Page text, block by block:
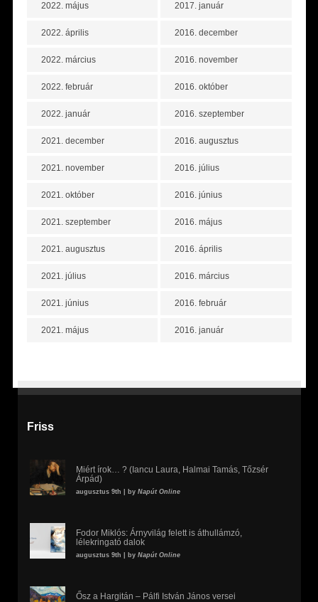
2022. május
2022. április
2022. március
2022. február
2022. január
2021. december
2021. november
2021. október
2021. szeptember
2021. augusztus
2021. július
2021. június
2021. május
2017. január
2016. december
2016. november
2016. október
2016. szeptember
2016. augusztus
2016. július
2016. június
2016. május
2016. április
2016. március
2016. február
2016. január
Friss
Miért írok… ? (Iancu Laura, Halmai Tamás, Tőzsér
Árpád)
augusztus 9th | by Napút Online
Fodor Miklós: Árnyvilág felett is áthullámzó,
lélekringató dalok
augusztus 9th | by Napút Online
Ősz a Hargitán – Pálfi István János versei